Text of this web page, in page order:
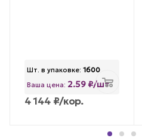
Шт. в упаковке: 1600
Ваша цена: 2.59 ₽/шт
4 144 ₽/кор.